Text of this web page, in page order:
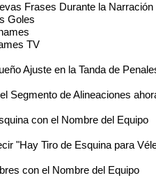
Frases Durante la Narración
Goles
TV
Ajuste en la Tanda de
Segmento de Alineaciones
con el Nombre del Equipo
"Hay Tiro de Esquina para
con el Nombre del Equipo